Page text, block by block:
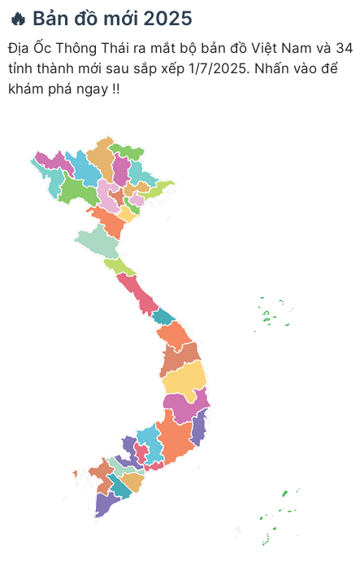
🔥 Bản đồ mới 2025
Địa Ốc Thông Thái ra mắt bộ bản đồ Việt Nam và 34
tỉnh thành mới sau sắp xếp 1/7/2025. Nhấn vào để
khám phá ngay !!